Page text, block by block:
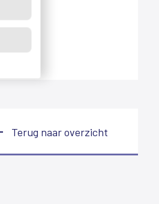
Terug naar overzicht